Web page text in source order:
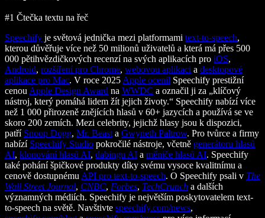
#1 Čtečka textu na řeč
Speechify je světová jednička mezi platformami text-to-speech,
kterou důvěřuje více než 50 milionů uživatelů a která má přes 500
000 pětihvězdičkových recenzí na svých aplikacích pro iOS,
Android, rozšíření pro Chrome, webovou aplikaci a desktopové
aplikace pro Mac. V roce 2025 Apple ocenil Speechify prestižní
cenou Apple Design Award na WWDC a označil ji za „klíčový
nástroj, který pomáhá lidem žít jejich životy.“ Speechify nabízí více
než 1 000 přirozeně znějících hlasů v 60+ jazycích a používá se ve
skoro 200 zemích. Mezi celebrity, jejichž hlasy jsou k dispozici,
patří Snoop Dogg, Mr. Beast a Gwyneth Paltrow. Pro tvůrce a firmy
nabízí Speechify Studio pokročilé nástroje, včetně generátoru hlasů
AI, klonování hlasů AI, dabingu AI a měniče hlasů AI. Speechify
také pohání špičkové produkty díky svému vysoce kvalitnímu a
cenově dostupnému API pro text-to-speech. O Speechify psali v The
Wall Street Journal, CNBC, Forbes, TechCrunch a dalších
významných médiích. Speechify je největším poskytovatelem text-
to-speech na světě. Navštivte speechify.com/news,